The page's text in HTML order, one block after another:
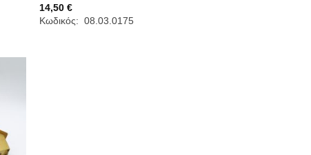
14,50€
Κωδικός: 08.03.0175